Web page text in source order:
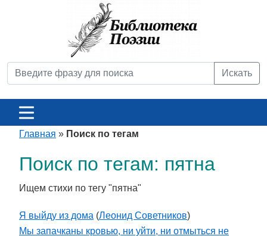
Искать
Главная » Поиск по тегам
Поиск по тегам: пятна
Ищем стихи по тегу "пятна"
Я выйду из дома (Леонид Советников)
Мы запачканы кровью, ни уйти, ни отмыться не